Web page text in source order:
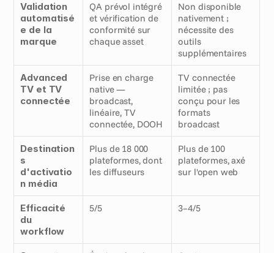
Validation
automatisé
e de la
marque
QA prévol intégré
et vérification de
conformité sur
chaque asset
Non disponible
nativement ;
nécessite des
outils
supplémentaires
Advanced
TV et TV
connectée
Prise en charge
native —
broadcast,
linéaire, TV
connectée, DOOH
TV connectée
limitée ; pas
conçu pour les
formats
broadcast
Destination
s
d'activatio
n média
Plus de 18 000
plateformes, dont
les diffuseurs
Plus de 100
plateformes, axé
sur l'open web
Efficacité
du
workflow
5/5 3–4/5